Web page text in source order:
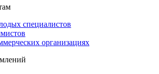
специалистов
организациях